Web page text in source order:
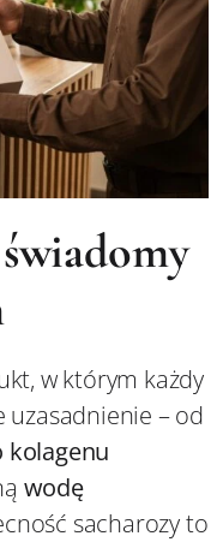
w którym każdy
uzasadnienie – od
kolagenu
wodę
sacharozy to